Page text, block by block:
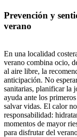
Prevención y
verano
En una localidad
verano combina ocio,
al aire libre, la
anticipación. No
sanitarias, planificar la
ayuda ante los
salvar vidas. El calor
responsabilidad:
momentos de mayor
para disfrutar del